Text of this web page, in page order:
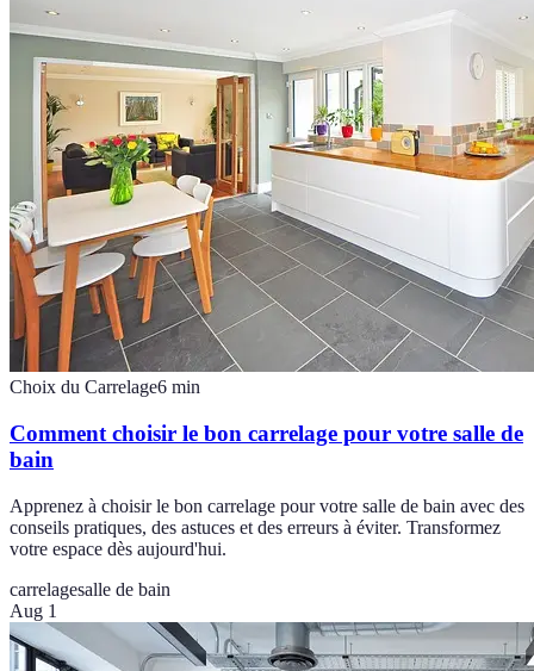
Choix du Carrelage6 min
Comment choisir le bon carrelage pour votre salle de
bain
Apprenez à choisir le bon carrelage pour votre salle de bain avec des
conseils pratiques, des astuces et des erreurs à éviter. Transformez
votre espace dès aujourd'hui.
carrelagesalle de bain
Aug 1